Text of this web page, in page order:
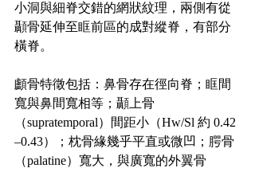
小洞與細脊交錯的網狀紋理，兩側有從
顳骨延伸至眶前區的成對縱脊，有部分
橫脊。
顱骨特徵包括：鼻骨存在徑向脊；眶間
寬與鼻間寬相等；顳上骨
（supratemporal）間距小（Hw/Sl 約 0.42
–0.43）；枕骨緣幾乎平直或微凹；腭骨
（palatine）寬大，與廣寬的外翼骨